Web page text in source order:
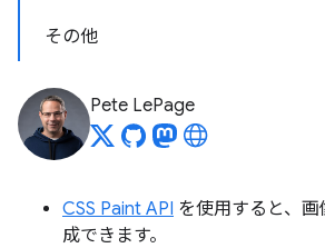
その他
Pete LePage
CSS Paint API を使用すると、
成できます。